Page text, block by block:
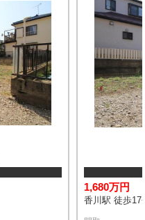
1,680万円
香川駅 徒歩17